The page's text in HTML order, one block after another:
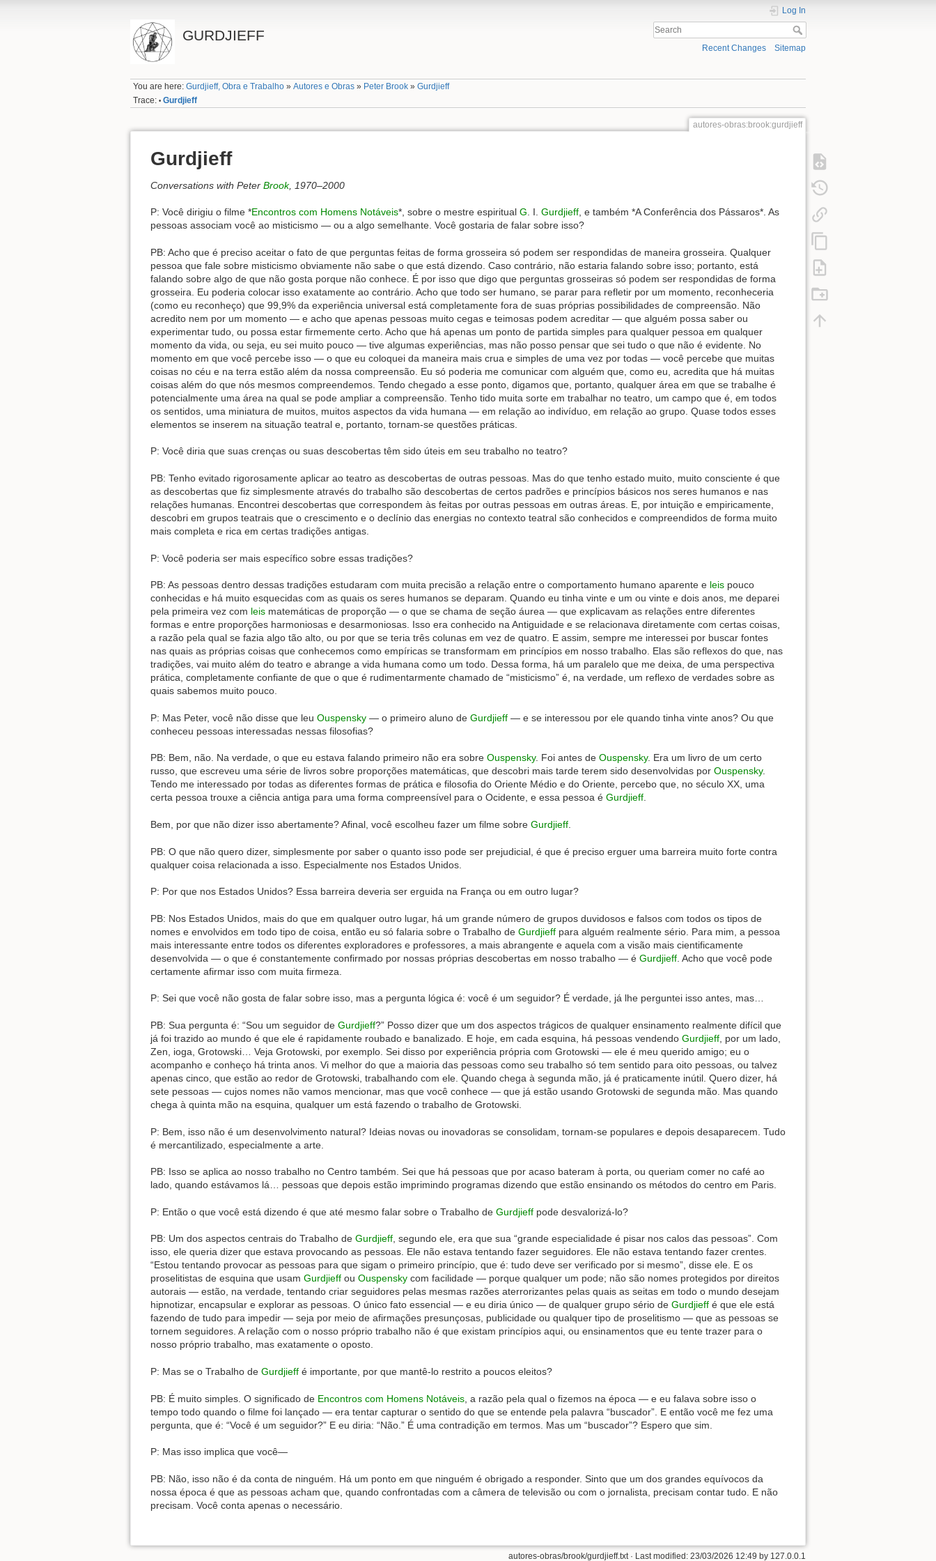
GURDJIEFF
Log In
Recent Changes Sitemap
You are here:Gurdjieff, Obra e Trabalho »Autores e Obras » Peter Brook »Gurdjieff
Trace: • Gurdjieff
autores-obras:brook:gurdjieff
Gurdjieff
Conversations with Peter Brook, 1970–2000
P: Você dirigiu o filme *Encontros com Homens Notáveis*, sobre o mestre espiritual G. I. Gurdjieff, e também *A Conferência dos Pássaros*. As
pessoas associam você ao misticismo — ou a algo semelhante. Você gostaria de falar sobre isso?
PB: Acho que é preciso aceitar o fato de que perguntas feitas de forma grosseira só podem ser respondidas de maneira grosseira. Qualquer
pessoa que fale sobre misticismo obviamente não sabe o que está dizendo. Caso contrário, não estaria falando sobre isso; portanto, está
falando sobre algo de que não gosta porque não conhece. É por isso que digo que perguntas grosseiras só podem ser respondidas de forma
grosseira. Eu poderia colocar isso exatamente ao contrário. Acho que todo ser humano, se parar para refletir por um momento, reconheceria
(como eu reconheço) que 99,9% da experiência universal está completamente fora de suas próprias possibilidades de compreensão. Não
acredito nem por um momento — e acho que apenas pessoas muito cegas e teimosas podem acreditar — que alguém possa saber ou
experimentar tudo, ou possa estar firmemente certo. Acho que há apenas um ponto de partida simples para qualquer pessoa em qualquer
momento da vida, ou seja, eu sei muito pouco — tive algumas experiências, mas não posso pensar que sei tudo o que não é evidente. No
momento em que você percebe isso — o que eu coloquei da maneira mais crua e simples de uma vez por todas — você percebe que muitas
coisas no céu e na terra estão além da nossa compreensão. Eu só poderia me comunicar com alguém que, como eu, acredita que há muitas
coisas além do que nós mesmos compreendemos. Tendo chegado a esse ponto, digamos que, portanto, qualquer área em que se trabalhe é
potencialmente uma área na qual se pode ampliar a compreensão. Tenho tido muita sorte em trabalhar no teatro, um campo que é, em todos
os sentidos, uma miniatura de muitos, muitos aspectos da vida humana — em relação ao indivíduo, em relação ao grupo. Quase todos esses
elementos se inserem na situação teatral e, portanto, tornam-se questões práticas.
P: Você diria que suas crenças ou suas descobertas têm sido úteis em seu trabalho no teatro?
PB: Tenho evitado rigorosamente aplicar ao teatro as descobertas de outras pessoas. Mas do que tenho estado muito, muito consciente é que
as descobertas que fiz simplesmente através do trabalho são descobertas de certos padrões e princípios básicos nos seres humanos e nas
relações humanas. Encontrei descobertas que correspondem às feitas por outras pessoas em outras áreas. E, por intuição e empiricamente,
descobri em grupos teatrais que o crescimento e o declínio das energias no contexto teatral são conhecidos e compreendidos de forma muito
mais completa e rica em certas tradições antigas.
P: Você poderia ser mais específico sobre essas tradições?
PB: As pessoas dentro dessas tradições estudaram com muita precisão a relação entre o comportamento humano aparente e leis pouco
conhecidas e há muito esquecidas com as quais os seres humanos se deparam. Quando eu tinha vinte e um ou vinte e dois anos, me deparei
pela primeira vez com leis matemáticas de proporção — o que se chama de seção áurea — que explicavam as relações entre diferentes
formas e entre proporções harmoniosas e desarmoniosas. Isso era conhecido na Antiguidade e se relacionava diretamente com certas coisas,
a razão pela qual se fazia algo tão alto, ou por que se teria três colunas em vez de quatro. E assim, sempre me interessei por buscar fontes
nas quais as próprias coisas que conhecemos como empíricas se transformam em princípios em nosso trabalho. Elas são reflexos do que, nas
tradições, vai muito além do teatro e abrange a vida humana como um todo. Dessa forma, há um paralelo que me deixa, de uma perspectiva
prática, completamente confiante de que o que é rudimentarmente chamado de “misticismo” é, na verdade, um reflexo de verdades sobre as
quais sabemos muito pouco.
P: Mas Peter, você não disse que leu Ouspensky — o primeiro aluno de Gurdjieff — e se interessou por ele quando tinha vinte anos? Ou que
conheceu pessoas interessadas nessas filosofias?
PB: Bem, não. Na verdade, o que eu estava falando primeiro não era sobre Ouspensky. Foi antes de Ouspensky. Era um livro de um certo
russo, que escreveu uma série de livros sobre proporções matemáticas, que descobri mais tarde terem sido desenvolvidas por Ouspensky.
Tendo me interessado por todas as diferentes formas de prática e filosofia do Oriente Médio e do Oriente, percebo que, no século XX, uma
certa pessoa trouxe a ciência antiga para uma forma compreensível para o Ocidente, e essa pessoa é Gurdjieff.
Bem, por que não dizer isso abertamente? Afinal, você escolheu fazer um filme sobre Gurdjieff
PB: O que não quero dizer, simplesmente por saber o quanto isso pode ser prejudicial, é que é preciso erguer uma barreira muito forte contra
qualquer coisa relacionada a isso. Especialmente nos Estados Unidos.
P: Por que nos Estados Unidos? Essa barreira deveria ser erguida na França ou em outro lugar?
PB: Nos Estados Unidos, mais do que em qualquer outro lugar, há um grande número de grupos duvidosos e falsos com todos os tipos de
nomes e envolvidos em todo tipo de coisa, então eu só falaria sobre o Trabalho de Gurdjieff para alguém realmente sério. Para mim, a pessoa
mais interessante entre todos os diferentes exploradores e professores, a mais abrangente e aquela com a visão mais cientificamente
desenvolvida — o que é constantemente confirmado por nossas próprias descobertas em nosso trabalho — é Gurdjieff . Acho que você pode
certamente afirmar isso com muita firmeza.
P: Sei que você não gosta de falar sobre isso, mas a pergunta lógica é: você é um seguidor? É verdade, já lhe perguntei isso antes, mas…
PB: Sua pergunta é: “Sou um seguidor de Gurdjieff?” Posso dizer que um dos aspectos trágicos de qualquer ensinamento realmente difícil que
já foi trazido ao mundo é que ele é rapidamente roubado e banalizado. E hoje, em cada esquina, há pessoas vendendo Gurdjieff , por um lado,
Zen, ioga, Grotowski… Veja Grotowski, por exemplo. Sei disso por experiência própria com Grotowski — ele é meu querido amigo; eu o
acompanho e conheço há trinta anos. Vi melhor do que a maioria das pessoas como seu trabalho só tem sentido para oito pessoas, ou talvez
apenas cinco, que estão ao redor de Grotowski, trabalhando com ele. Quando chega à segunda mão, já é praticamente inútil. Quero dizer, há
sete pessoas — cujos nomes não vamos mencionar, mas que você conhece — que já estão usando Grotowski de segunda mão. Mas quando
chega à quinta mão na esquina, qualquer um está fazendo o trabalho de Grotowski.
P: Bem, isso não é um desenvolvimento natural? Ideias novas ou inovadoras se consolidam, tornam-se populares e depois desaparecem. Tudo
é mercantilizado, especialmente a arte.
PB: Isso se aplica ao nosso trabalho no Centro também. Sei que há pessoas que por acaso bateram à porta, ou queriam comer no café ao
lado, quando estávamos lá… pessoas que depois estão imprimindo programas dizendo que estão ensinando os métodos do centro em Paris.
P: Então o que você está dizendo é que até mesmo falar sobre o Trabalho de Gurdjieff pode desvalorizá-lo?
PB: Um dos aspectos centrais do Trabalho de Gurdjieff, segundo ele, era que sua “grande especialidade é pisar nos calos das pessoas”. Com
isso, ele queria dizer que estava provocando as pessoas. Ele não estava tentando fazer seguidores. Ele não estava tentando fazer crentes.
“Estou tentando provocar as pessoas para que sigam o primeiro princípio, que é: tudo deve ser verificado por si mesmo”, disse ele. E os
proselitistas de esquina que usam Gurdjieff ou Ouspensky com facilidade — porque qualquer um pode; não são nomes protegidos por direitos
autorais — estão, na verdade, tentando criar seguidores pelas mesmas razões aterrorizantes pelas quais as seitas em todo o mundo desejam
hipnotizar, encapsular e explorar as pessoas. O único fato essencial — e eu diria único — de qualquer grupo sério de Gurdjieff é que ele está
fazendo de tudo para impedir — seja por meio de afirmações presunçosas, publicidade ou qualquer tipo de proselitismo — que as pessoas se
tornem seguidores. A relação com o nosso próprio trabalho não é que existam princípios aqui, ou ensinamentos que eu tente trazer para o
nosso próprio trabalho, mas exatamente o oposto.
P: Mas se o Trabalho de Gurdjieff é importante, por que mantê-lo restrito a poucos eleitos?
PB: É muito simples. O significado de Encontros com Homens Notáveis , a razão pela qual o fizemos na época — e eu falava sobre isso o
tempo todo quando o filme foi lançado — era tentar capturar o sentido do que se entende pela palavra “buscador”. E então você me fez uma
pergunta, que é: “Você é um seguidor?” E eu diria: “Não.” É uma contradição em termos. Mas um “buscador”? Espero que sim.
P: Mas isso implica que você—
PB: Não, isso não é da conta de ninguém. Há um ponto em que ninguém é obrigado a responder. Sinto que um dos grandes equívocos da
nossa época é que as pessoas acham que, quando confrontadas com a câmera de televisão ou com o jornalista, precisam contar tudo. E não
precisam. Você conta apenas o necessário.
autores-obras/brook/gurdjieff.txt· Last modified: 23/03/2026 12:49 by 127.0.0.1